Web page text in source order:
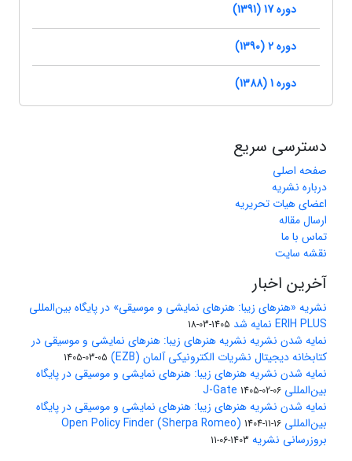
دوره 17 (1391)
دوره 2 (1390)
دوره 1 (1388)
دسترسی سریع
صفحه اصلی
درباره نشریه
اعضای هیات تحریریه
ارسال مقاله
تماس با ما
نقشه سایت
آخرین اخبار
نشریه «هنرهای زیبا: هنرهای نمایشی و موسیقی» در پایگاه بین‌المللی
ERIH PLUS نمایه شد
1405-03-18
نمایه شدن نشریه نشریه هنرهای زیبا: هنرهای نمایشی و موسیقی در
کتابخانه دیجیتال نشریات الکترونیکی آلمان (EZB)
1405-03-05
نمایه شدن نشریه هنرهای زیبا: هنرهای نمایشی و موسیقی در پایگاه
بین‌المللی J-Gate 1405-02-06
نمایه شدن نشریه هنرهای زیبا: هنرهای نمایشی و موسیقی در پایگاه
بین‌المللی Open Policy Finder (Sherpa Romeo) 1404-11-16
بروزرسانی نشریه 1403-06-11